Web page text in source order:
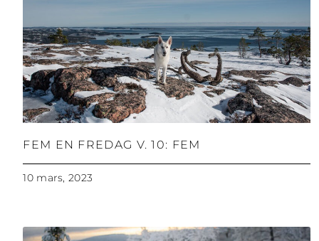
FEM EN FREDAG V. 10: FEM
10 mars, 2023